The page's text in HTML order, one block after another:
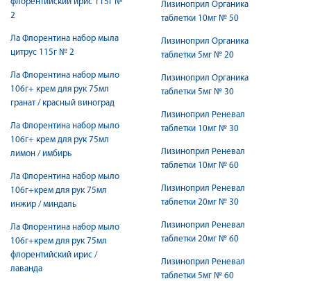
2
Ла Флорентина набор мыла
цитрус 115г № 2
Ла Флорентина набор мыло
106г+ крем для рук 75мл
гранат / красный виноград
Ла Флорентина набор мыло
106г+ крем для рук 75мл
лимон / имбирь
Ла Флорентина набор мыло
106г+крем для рук 75мл
инжир / миндаль
Ла Флорентина набор мыло
106г+крем для рук 75мл
флорентийский ирис /
лаванда
Лизиноприл Органика
таблетки 10мг № 50
Лизиноприл Органика
таблетки 5мг № 20
Лизиноприл Органика
таблетки 5мг № 30
Лизиноприл Реневал
таблетки 10мг № 30
Лизиноприл Реневал
таблетки 10мг № 60
Лизиноприл Реневал
таблетки 20мг № 30
Лизиноприл Реневал
таблетки 20мг № 60
Лизиноприл Реневал
таблетки 5мг № 60